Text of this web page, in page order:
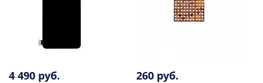
4 490 руб. 260 руб.